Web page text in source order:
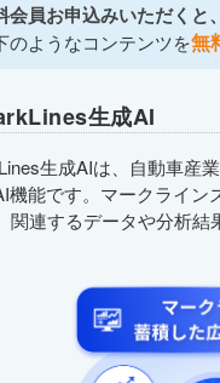
会員お申込みいただくと、
のようなコンテンツを無
生成AI
生成AIは、自動車産
機能です。マークライン
関連するデータや分析結